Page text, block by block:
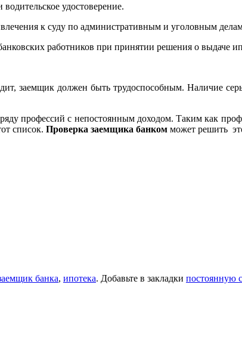
удостоверение.
к суду по административным и уголовным
работников при принятии решения о выдаче
заемщик должен быть трудоспособным. Наличие
профессий с непостоянным доходом. Таким как
список. Проверка заемщика банком может решить
банка, ипотека. Добавьте в закладки постоянную